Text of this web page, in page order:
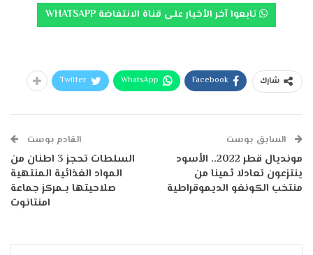
تابعوا آخر الأخبار على قناة الانتفاضة WHATSAPP
شارك Facebook
WhatsApp
Twitter
السابق بوست
مونديال قطر 2022.. الأسود
ينتزعون تعادلا ثمينا من
منتخب الكونغو الديموقراطية
القادم بوست
السلطات تحجز 3 اطنان من
المواد الغذائية المنتهية
صلاحيتها بـمركز جماعة
امنتانوت